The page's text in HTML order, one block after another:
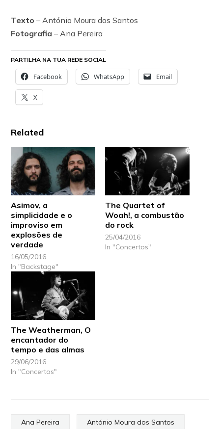
Texto – António Moura dos Santos
Fotografia – Ana Pereira
PARTILHA NA TUA REDE SOCIAL
Facebook WhatsApp Email
X
Related
Asimov, a
simplicidade e o
improviso em
explosões de
verdade
16/05/2016
In "Backstage"
The Quartet of
Woah!, a combustão
do rock
25/04/2016
In "Concertos"
The Weatherman, O
encantador do
tempo e das almas
29/06/2016
In "Concertos"
Ana Pereira António Moura dos Santos